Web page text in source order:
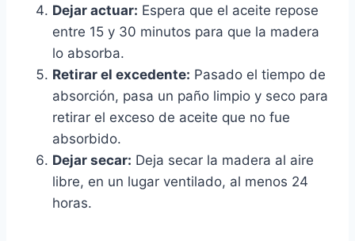
Dejar actuar: Espera que el aceite repose
entre 15 y 30 minutos para que la madera
lo absorba.
Retirar el excedente: Pasado el tiempo de
absorción, pasa un paño limpio y seco para
retirar el exceso de aceite que no fue
absorbido.
Dejar secar: Deja secar la madera al aire
libre, en un lugar ventilado, al menos 24
horas.